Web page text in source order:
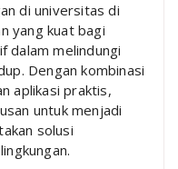
di universitas di
yang kuat bagi
dalam melindungi
Dengan kombinasi
aplikasi praktis,
untuk menjadi
solusi